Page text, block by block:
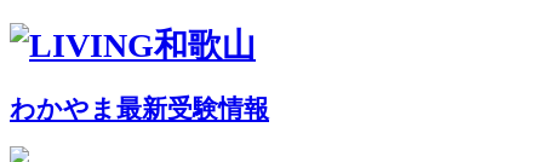
わかやま最新受験情報